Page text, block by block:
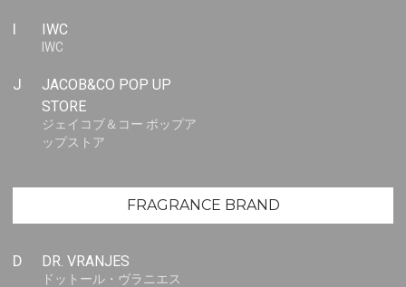
I IWC
IWC
J
JACOB&CO POP UP
STORE
ジェイコブ＆コー ポップア
ップストア
FRAGRANCE BRAND
D DR. VRANJES
ドットール・ヴラニエス